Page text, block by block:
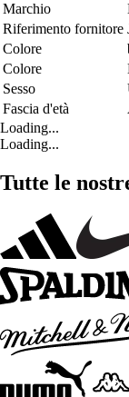
Marchio
Riferimento fornitore
Colore
Colore
Sesso
Fascia d'età
Loading...
Loading...
Tutte le